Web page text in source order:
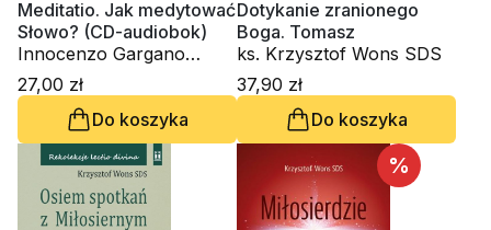
Meditatio. Jak medytować
Słowo? (CD-audiobok)
Innocenzo Gargano
OSBCam., ks. Krzysztof
Wons SDS
27,00 zł
Do koszyka
Dotykanie zranionego
Boga. Tomasz
ks. Krzysztof Wons SDS
37,90 zł
Do koszyka
%